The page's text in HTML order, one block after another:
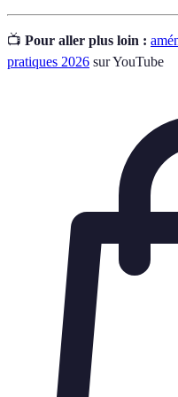
📺 Pour aller plus loin :
pratiques 2026 sur YouTube